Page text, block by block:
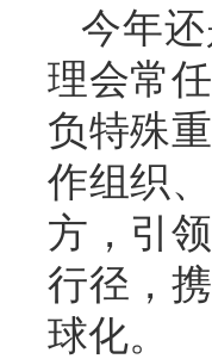
今年
理会常
负特殊
作组织
方，引
行径，
球化。